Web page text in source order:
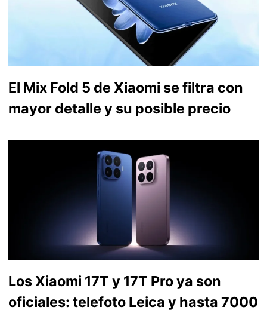
El Mix Fold 5 de Xiaomi se filtra con
mayor detalle y su posible precio
Los Xiaomi 17T y 17T Pro ya son
oficiales: telefoto Leica y hasta 7000